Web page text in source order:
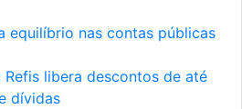
equilíbrio nas contas públicas
libera descontos de até
dívidas